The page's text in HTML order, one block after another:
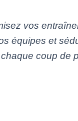
vos
équipes et
coup de